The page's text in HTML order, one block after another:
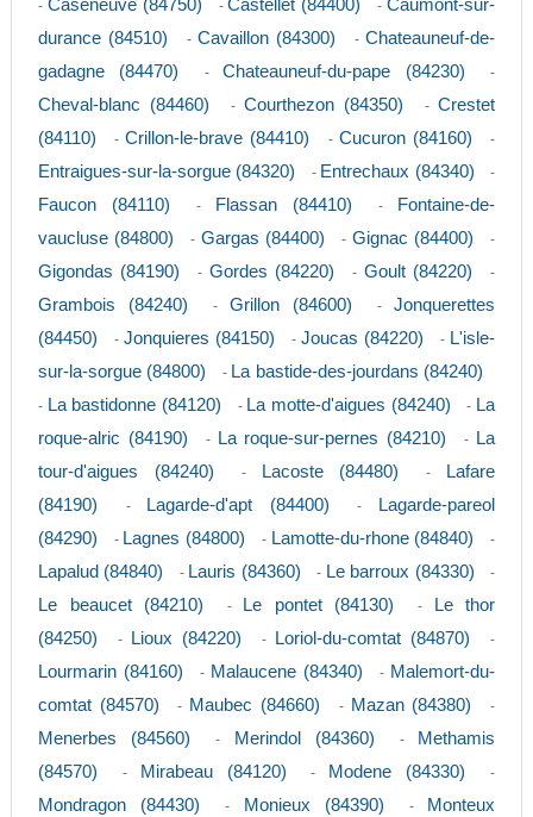
- Caseneuve (84750) -Castellet (84400) -Caumont-sur-
durance (84510)
-Cavaillon (84300) -Chateauneuf-de-
gadagne (84470)
-Chateauneuf-du-pape (84230) -
Cheval-blanc (84460) -Courthezon (84350) -Crestet
(84110)
-Crillon-le-brave (84410) - Cucuron (84160) -
Entraigues-sur-la-sorgue (84320) - Entrechaux (84340) -
Faucon (84110) - Flassan (84410) -
Fontaine-de-
vaucluse (84800)
- Gargas (84400) - Gignac (84400) -
Gigondas (84190) - Gordes (84220) - Goult (84220) -
Grambois (84240) -Grillon (84600) -Jonquerettes
(84450)
- Jonquieres (84150) -Joucas (84220) - L'isle-
sur-la-sorgue (84800)
- La bastide-des-jourdans (84240)
- La bastidonne (84120) - La motte-d'aigues (84240) - La
roque-alric (84190)
- La roque-sur-pernes (84210) - La
tour-d'aigues (84240)
- Lacoste (84480) -
Lafare
(84190)
- Lagarde-d'apt (84400) -
Lagarde-pareol
(84290)
- Lagnes (84800) - Lamotte-du-rhone (84840) -
Lapalud (84840) - Lauris (84360) - Le barroux (84330) -
Le beaucet (84210) - Le pontet (84130) -
Le thor
(84250)
- Lioux (84220) - Loriol-du-comtat (84870) -
Lourmarin (84160) - Malaucene (84340) - Malemort-du-
comtat (84570)
- Maubec (84660) - Mazan (84380) -
Menerbes (84560) - Merindol (84360) -
Methamis
(84570)
- Mirabeau (84120) - Modene (84330) -
Mondragon (84430) - Monieux (84390) -
Monteux